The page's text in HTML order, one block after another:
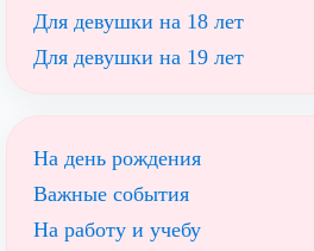
Для девушки на 18 лет
Для девушки на 19 лет
На день рождения
Важные события
На работу и учебу